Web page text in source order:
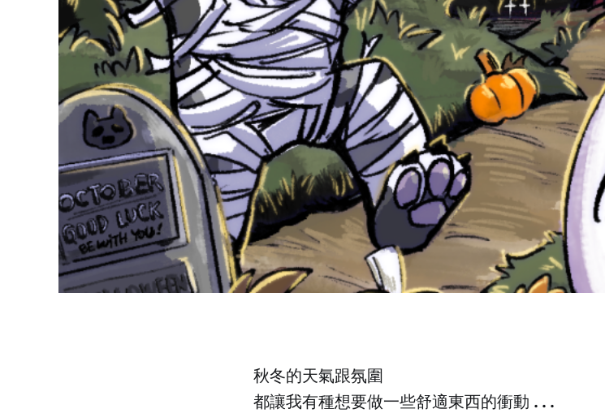
秋冬的天氣跟氛圍
都讓我有種想要做一些舒適東西的衝動...